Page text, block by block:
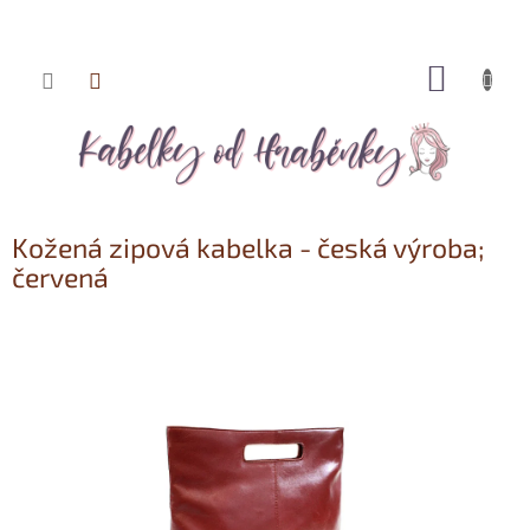
Přejít
Kožená zipová kabelka - česká výroba;
červená